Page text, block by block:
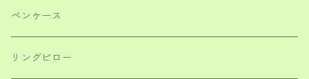
ペンケース
リングピロー